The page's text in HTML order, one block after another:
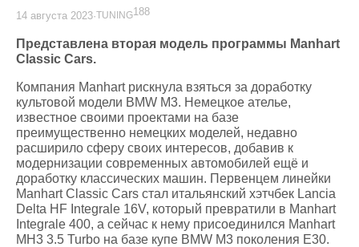
14 августа 2023·TUNING188
Представлена вторая модель программы Manhart
Classic Cars.
Компания Manhart рискнула взяться за доработку
культовой модели BMW M3. Немецкое ателье,
известное своими проектами на базе
преимущественно немецких моделей, недавно
расширило сферу своих интересов, добавив к
модернизации современных автомобилей ещё и
доработку классических машин. Первенцем линейки
Manhart Classic Cars стал итальянский хэтчбек Lancia
Delta HF Integrale 16V, который превратили в Manhart
Integrale 400, а сейчас к нему присоединился Manhart
MH3 3.5 Turbo на базе купе BMW M3 поколения E30.